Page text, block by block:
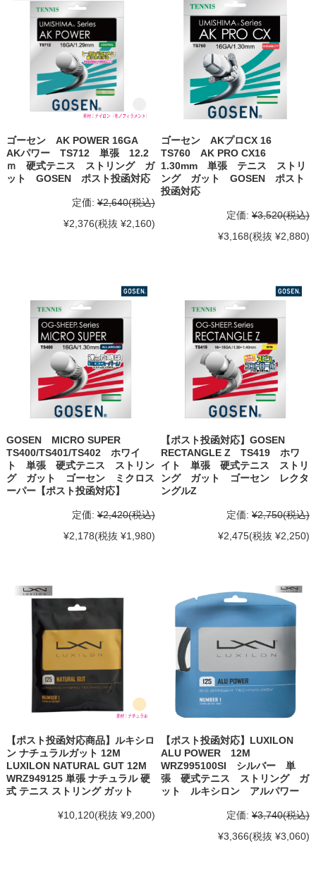
ゴーセン AK POWER 16GA
AKパワー TS712 単張 12.2
ｍ 硬式テニス ストリング ガ
ット GOSEN ポスト投函対応
定価: ¥2,640(税込)
¥2,376(税抜 ¥2,160)
ゴーセン AKプロCX 16
TS760 AK PRO CX16
1.30mm 単張 テニス ストリ
ング ガット GOSEN ポスト
投函対応
定価: ¥3,520(税込)
¥3,168(税抜 ¥2,880)
GOSEN MICRO SUPER
TS400/TS401/TS402 ホワイ
ト 単張 硬式テニス ストリン
グ ガット ゴーセン ミクロス
ーパー【ポスト投函対応】
定価: ¥2,420(税込)
¥2,178(税抜 ¥1,980)
【ポスト投函対応】GOSEN
RECTANGLE Z TS419 ホワ
イト 単張 硬式テニス ストリ
ング ガット ゴーセン レクタ
ングルZ
定価: ¥2,750(税込)
¥2,475(税抜 ¥2,250)
【ポスト投函対応商品】ルキシロ
ン ナチュラルガット 12M
LUXILON NATURAL GUT 12M
WRZ949125 単張 ナチュラル 硬
式 テニス ストリング ガット
¥10,120(税抜 ¥9,200)
【ポスト投函対応】LUXILON
ALU POWER 12M
WRZ995100SI シルバー 単
張 硬式テニス ストリング ガ
ット ルキシロン アルパワー
定価: ¥3,740(税込)
¥3,366(税抜 ¥3,060)